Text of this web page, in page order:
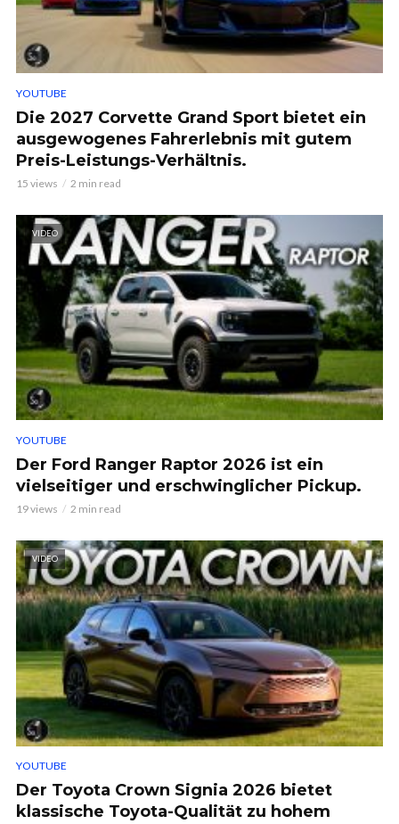
YOUTUBE
Die 2027 Corvette Grand Sport bietet ein
ausgewogenes Fahrerlebnis mit gutem
Preis-Leistungs-Verhältnis.
15 views 2 min read
VIDEO
YOUTUBE
Der Ford Ranger Raptor 2026 ist ein
vielseitiger und erschwinglicher Pickup.
19 views 2 min read
VIDEO
YOUTUBE
Der Toyota Crown Signia 2026 bietet
klassische Toyota-Qualität zu hohem